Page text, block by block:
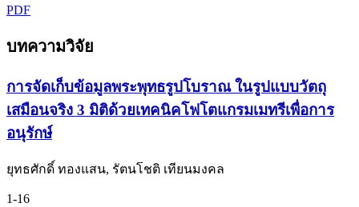
PDF
บทความวิจัย
การจัดเก็บข้อมูลพระพุทธรูปโบราณ ในรูปแบบวัตถุ
เสมือนจริง 3 มิติด้วยเทคนิคโฟโตแกรมเมทรีเพื่อการ
อนุรักษ์
ยุทธศักดิ์ ทองแสน, รัตนโชติ เทียนมงคล
1-16